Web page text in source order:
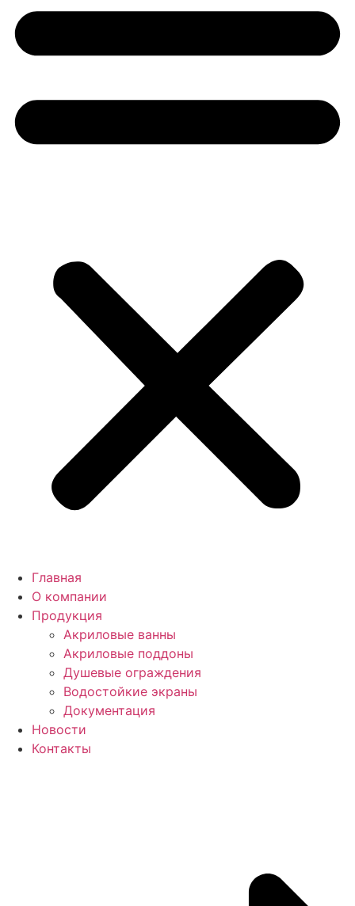
Главная
О компании
Продукция
Акриловые ванны
Акриловые поддоны
Душевые ограждения
Водостойкие экраны
Документация
Новости
Контакты